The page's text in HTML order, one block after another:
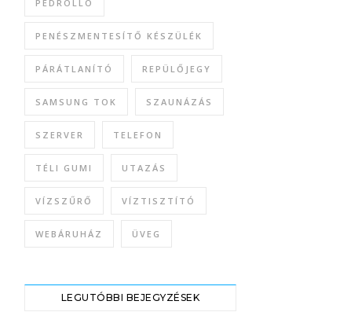
PEDROLLO
PENÉSZMENTESÍTŐ KÉSZÜLÉK
PÁRÁTLANÍTÓ REPÜLŐJEGY
SAMSUNG TOK SZAUNÁZÁS
SZERVER TELEFON
TÉLI GUMI UTAZÁS
VÍZSZŰRŐ VÍZTISZTÍTÓ
WEBÁRUHÁZ ÜVEG
LEGUTÓBBI BEJEGYZÉSEK